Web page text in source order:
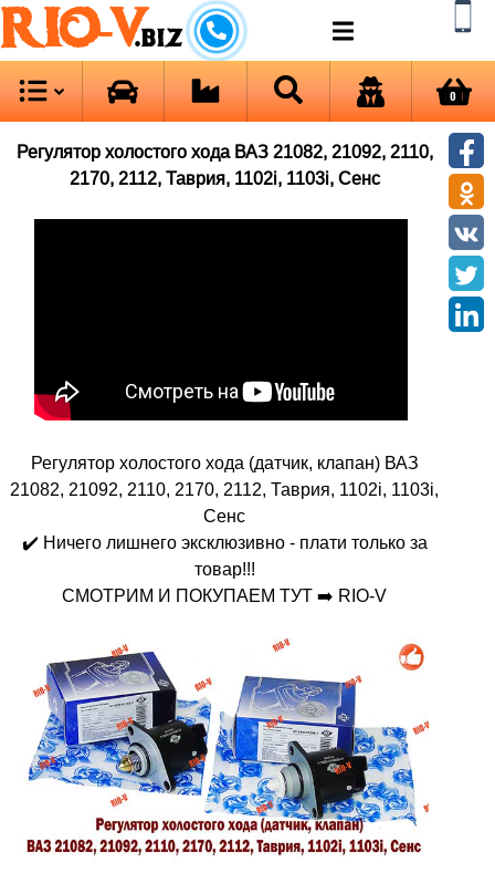
RIO-V.biz
0
Регулятор холостого хода ВАЗ 21082, 21092, 2110,
2170, 2112, Таврия, 1102i, 1103i, Сенс
Регулятор холостого хода (датчик, клапан) ВАЗ
21082, 21092, 2110, 2170, 2112, Таврия, 1102i, 1103i,
Сенс
✔️ Ничего лишнего эксклюзивно - плати только за
товар!!!
СМОТРИМ И ПОКУПАЕМ ТУТ ➡️ RIO-V